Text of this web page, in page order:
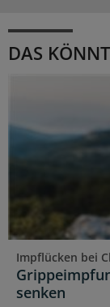
DAS
Impflücken bei
senken